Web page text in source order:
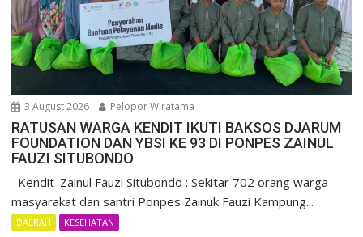
3 August 2026 Pelopor Wiratama
RATUSAN WARGA KENDIT IKUTI BAKSOS DJARUM
FOUNDATION DAN YBSI KE 93 DI PONPES ZAINUL
FAUZI SITUBONDO
Kendit_Zainul Fauzi Situbondo : Sekitar 702 orang warga
masyarakat dan santri Ponpes Zainuk Fauzi Kampung...
DAERAH KESEHATAN